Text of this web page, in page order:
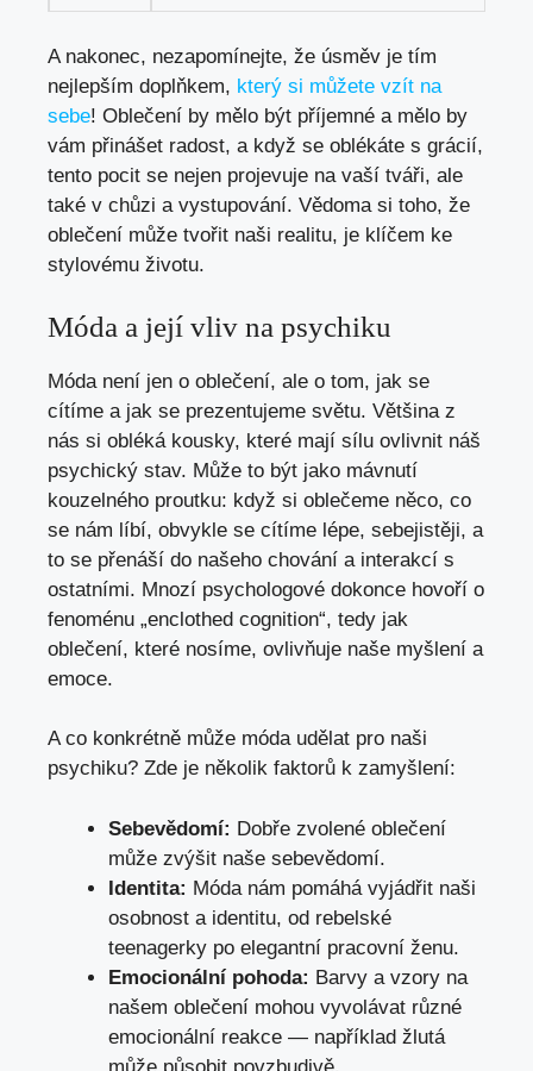
A nakonec, ⁣nezapomínejte, že úsměv je⁣ tím‌
nejlepším doplňkem, který si můžete vzít na
sebe! Oblečení by mělo být příjemné a mělo by
vám přinášet radost, a​ když⁤ se oblékáte s grácií,
tento pocit se nejen projevuje na vaší tváři, ale
také v chůzi a vystupování. Vědoma si toho, že
oblečení může tvořit naši realitu, je klíčem‍ ke
stylovému životu.
Móda a její vliv na psychiku
Móda ​není jen o oblečení, ale o tom, jak se
cítíme a jak se prezentujeme světu. Většina z
nás si obléká kousky, které mají sílu ovlivnit náš
psychický stav. Může‍ to být jako⁤ mávnutí
kouzelného‌ proutku: když⁢ si oblečeme něco, co
se nám líbí,‍ obvykle se cítíme lépe,⁢ sebejistěji, a
to se přenáší do našeho chování a interakcí s
ostatními. Mnozí psychologové dokonce hovoří o
fenoménu „enclothed‌ cognition“, tedy jak⁢
oblečení, které nosíme, ovlivňuje naše myšlení a
⁤emoce.
A co konkrétně může móda udělat pro naši
psychiku? Zde je několik faktorů k zamyšlení:
Sebevědomí: Dobře⁤ zvolené oblečení⁣
může zvýšit naše sebevědomí.
Identita: Móda nám pomáhá vyjádřit naši
osobnost a identitu, od rebelské
teenagerky po elegantní pracovní ⁢ženu.
Emocionální pohoda: Barvy a vzory na
našem oblečení mohou vyvolávat různé
emocionální reakce —​ například žlutá
může působit povzbudivě.